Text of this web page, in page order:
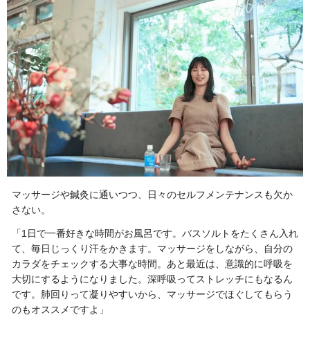
マッサージや鍼灸に通いつつ、日々のセルフメンテナンスも欠か
さない。
「1日で一番好きな時間がお風呂です。バスソルトをたくさん入れ
て、毎日じっくり汗をかきます。マッサージをしながら、自分の
カラダをチェックする大事な時間。あと最近は、意識的に呼吸を
大切にするようになりました。深呼吸ってストレッチにもなるん
です。肺回りって凝りやすいから、マッサージでほぐしてもらう
のもオススメですよ」